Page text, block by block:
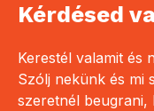
Kérdésed
Kerestél valamit és
Szólj nekünk és mi
szeretnél beugrani,